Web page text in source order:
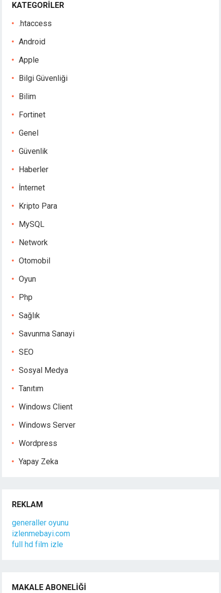
KATEGORILER
.htaccess
Android
Apple
Bilgi Güvenliği
Bilim
Fortinet
Genel
Güvenlik
Haberler
İnternet
Kripto Para
MySQL
Network
Otomobil
Oyun
Php
Sağlık
Savunma Sanayi
SEO
Sosyal Medya
Tanıtım
Windows Client
Windows Server
Wordpress
Yapay Zeka
REKLAM
generaller oyunu
izlenmebayi.com
full hd film izle
MAKALE ABONELIĞI